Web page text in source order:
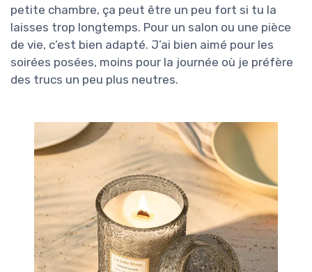
petite chambre, ça peut être un peu fort si tu la
laisses trop longtemps. Pour un salon ou une pièce
de vie, c’est bien adapté. J’ai bien aimé pour les
soirées posées, moins pour la journée où je préfère
des trucs un peu plus neutres.